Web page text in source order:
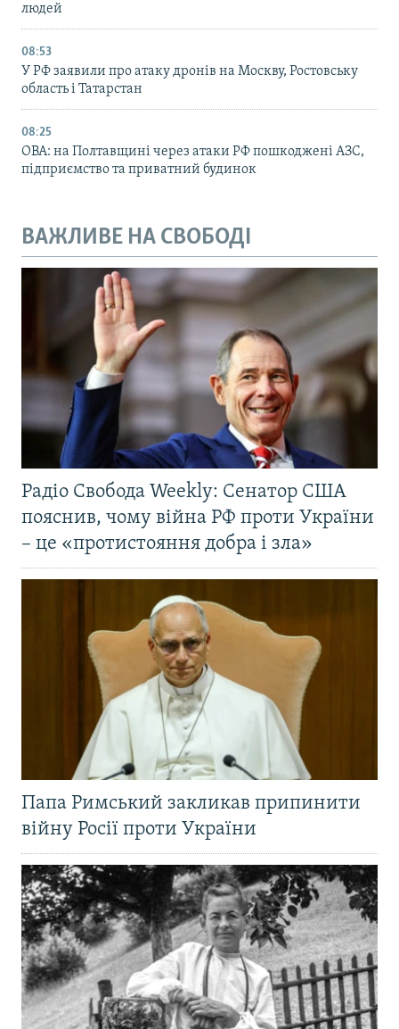
людей
08:53
У РФ заявили про атаку дронів на Москву, Ростовську
область і Татарстан
08:25
ОВА: на Полтавщині через атаки РФ пошкоджені АЗС,
підприємство та приватний будинок
ВАЖЛИВЕ НА СВОБОДІ
Радіо Свобода Weekly: Сенатор США
пояснив, чому війна РФ проти України
– це «протистояння добра і зла»
Папа Римський закликав припинити
війну Росії проти України